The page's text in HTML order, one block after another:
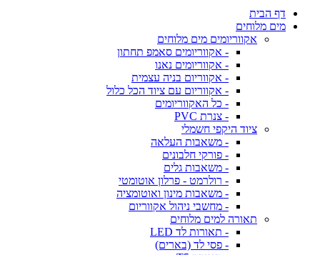
דף הבית
מים מלוחים
אקווריומים מים מלוחים
- אקווריומים סאמפ תחתון
- אקווריומים נאנו
- אקווריום בניה עצמית
- אקווריום עם ציוד הכל כלול
- כל האקווריומים
- צנרת PVC
ציוד היקפי חשמלי
- משאבות העלאה
- פורקי חלבונים
- משאבות גלים
- רולרמט - פרלון אוטומטי
- משאבות מינון ואוטומציה
- מחשבי ניהול אקווריום
תאורה למים מלוחים
- תאורות לד LED
- פסי לד (בארים)